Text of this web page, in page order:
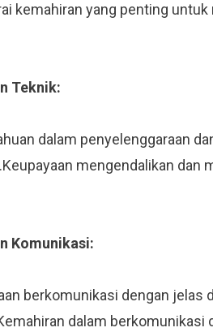
kemahiran yang penting untuk
Teknik:
dalam penyelenggaraan
mengendalikan dan
Komunikasi:
berkomunikasi dengan jelas
dalam berkomunikasi